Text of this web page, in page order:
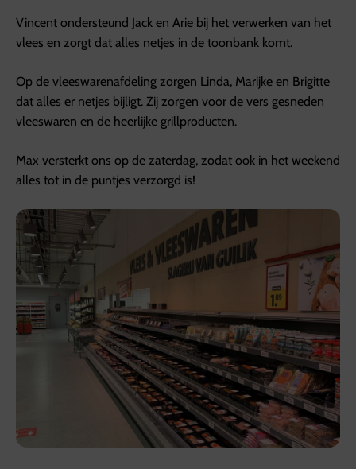
Vincent ondersteund Jack en Arie bij het verwerken van het
vlees en zorgt dat alles netjes in de toonbank komt.
Op de vleeswarenafdeling zorgen Linda, Marijke en Brigitte
dat alles er netjes bijligt. Zij zorgen voor de vers gesneden
vleeswaren en de heerlijke grillproducten.
Max versterkt ons op de zaterdag, zodat ook in het weekend
alles tot in de puntjes verzorgd is!